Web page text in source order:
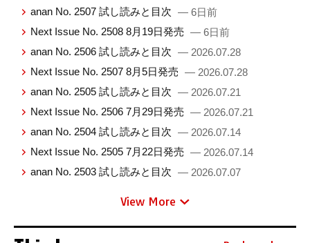
anan No. 2507 試し読みと目次 — 6日前
Next Issue No. 2508 8月19日発売 — 6日前
anan No. 2506 試し読みと目次 — 2026.07.28
Next Issue No. 2507 8月5日発売 — 2026.07.28
anan No. 2505 試し読みと目次 — 2026.07.21
Next Issue No. 2506 7月29日発売 — 2026.07.21
anan No. 2504 試し読みと目次 — 2026.07.14
Next Issue No. 2505 7月22日発売 — 2026.07.14
anan No. 2503 試し読みと目次 — 2026.07.07
View More